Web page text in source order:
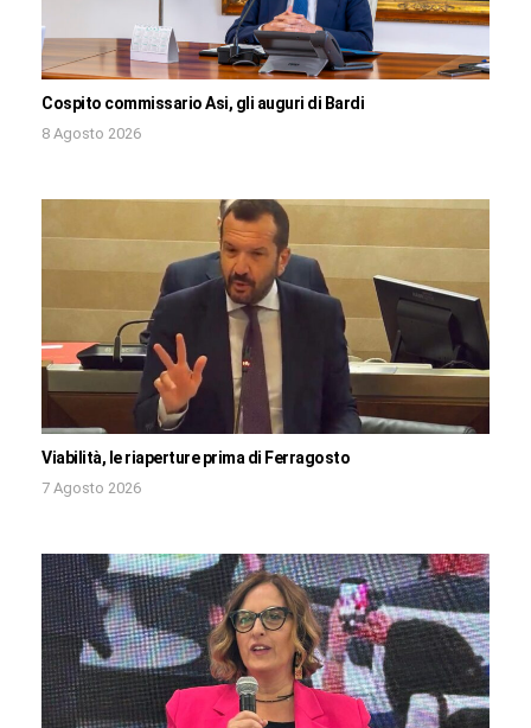
Cospito commissario Asi, gli auguri di Bardi
8 Agosto 2026
Viabilità, le riaperture prima di Ferragosto
7 Agosto 2026